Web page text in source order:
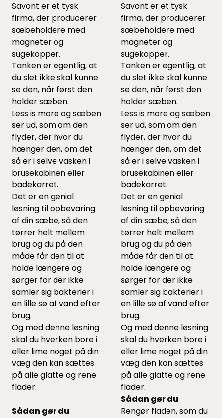
Savont er et tysk
firma, der producerer
sæbeholdere med
magneter og
sugekopper.
Tanken er egentlig, at
du slet ikke skal kunne
se den, når først den
holder sæben.
Less is more og sæben
ser ud, som om den
flyder, der hvor du
hænger den, om det
så er i selve vasken i
brusekabinen eller
badekarret.
Det er en genial
løsning til opbevaring
af din sæbe, så den
tørrer helt mellem
brug og du på den
måde får den til at
holde længere og
sørger for der ikke
samler sig bakterier i
en lille sø af vand efter
brug.
Og med denne løsning
skal du hverken bore i
eller lime noget på din
væg den kan sættes
på alle glatte og rene
flader.
Sådan gør du
Savont er et tysk
firma, der producerer
sæbeholdere med
magneter og
sugekopper.
Tanken er egentlig, at
du slet ikke skal kunne
se den, når først den
holder sæben.
Less is more og sæben
ser ud, som om den
flyder, der hvor du
hænger den, om det
så er i selve vasken i
brusekabinen eller
badekarret.
Det er en genial
løsning til opbevaring
af din sæbe, så den
tørrer helt mellem
brug og du på den
måde får den til at
holde længere og
sørger for der ikke
samler sig bakterier i
en lille sø af vand efter
brug.
Og med denne løsning
skal du hverken bore i
eller lime noget på din
væg den kan sættes
på alle glatte og rene
flader.
Sådan gør du
Rengør fladen, som du